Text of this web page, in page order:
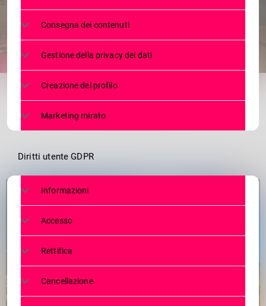
share
email
Consegna dei contenuti
Gestione della privacy dei dati
Creazione del profilo
Marketing mirato
Diritti utente GDPR
Informazioni
Accesso
Rettifica
Cancellazione